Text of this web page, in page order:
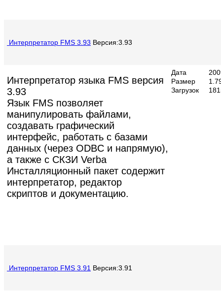
Интерпретатор FMS 3.93 Версия:3.93
Интерпретатор языка FMS версия
3.93
Язык FMS позволяет
манипулировать файлами,
создавать графический
интерфейс, работать с базами
данных (через ODBC и напрямую),
а также с СКЗИ Verba
Инсталляционный пакет содержит
интерпретатор, редактор
скриптов и документацию.
Дата
Размер
Загрузок
Интерпретатор FMS 3.91 Версия:3.91